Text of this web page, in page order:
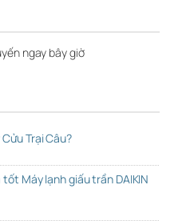
ngay bây giờ
Trại Câu?
Máy lạnh giấu trần DAIKIN